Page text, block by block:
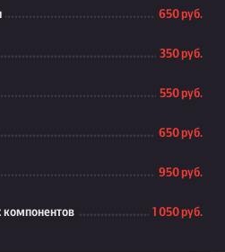
650 руб.
350 руб.
550 руб.
650 руб.
950 руб.
компонентов 1 050 руб.